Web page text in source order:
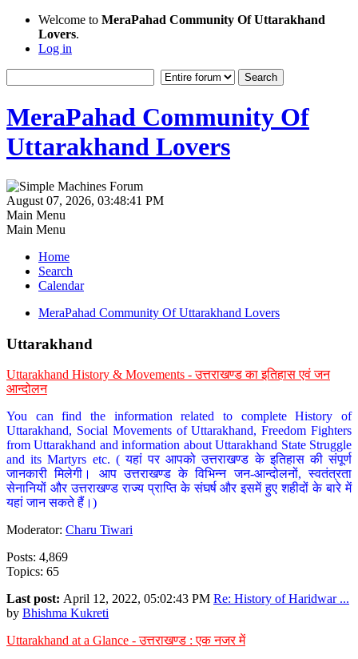
Welcome to MeraPahad Community Of Uttarakhand
Lovers.
Log in
MeraPahad Community Of
Uttarakhand Lovers
August 07, 2026, 03:48:41 PM
Main Menu
Main Menu
Home
Search
Calendar
MeraPahad Community Of Uttarakhand Lovers
Uttarakhand
Uttarakhand History & Movements - उत्तराखण्ड का इतिहास एवं जन
आन्दोलन
You can find the information related to complete History of
Uttarakhand, Social Movements of Uttarakhand, Freedom Fighters
from Uttarakhand and information about Uttarakhand State Struggle
and its Martyrs etc. ( यहां पर आपको उत्तराखण्ड के इतिहास की संपूर्ण
जानकारी मिलेगी। आप उत्तराखण्ड के विभिन्न जन-आन्दोलनों, स्वतंत्रता
सेनानियों और उत्तराखण्ड राज्य प्राप्ति के संघर्ष और इसमें हुए शहीदों के बारे में
यहां जान सकते हैं।)
Moderator: Charu Tiwari
Posts: 4,869
Topics: 65
Last post: April 12, 2022, 05:02:43 PM Re: History of Haridwar ...
by Bhishma Kukreti
Uttarakhand at a Glance - उत्तराखण्ड : एक नजर में